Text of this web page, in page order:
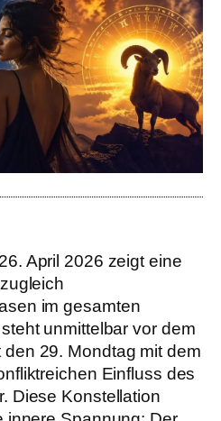
April 2026 zeigt eine
im gesamten
unmittelbar vor dem
29. Mondtag mit dem
Einfluss des
Diese Konstellation